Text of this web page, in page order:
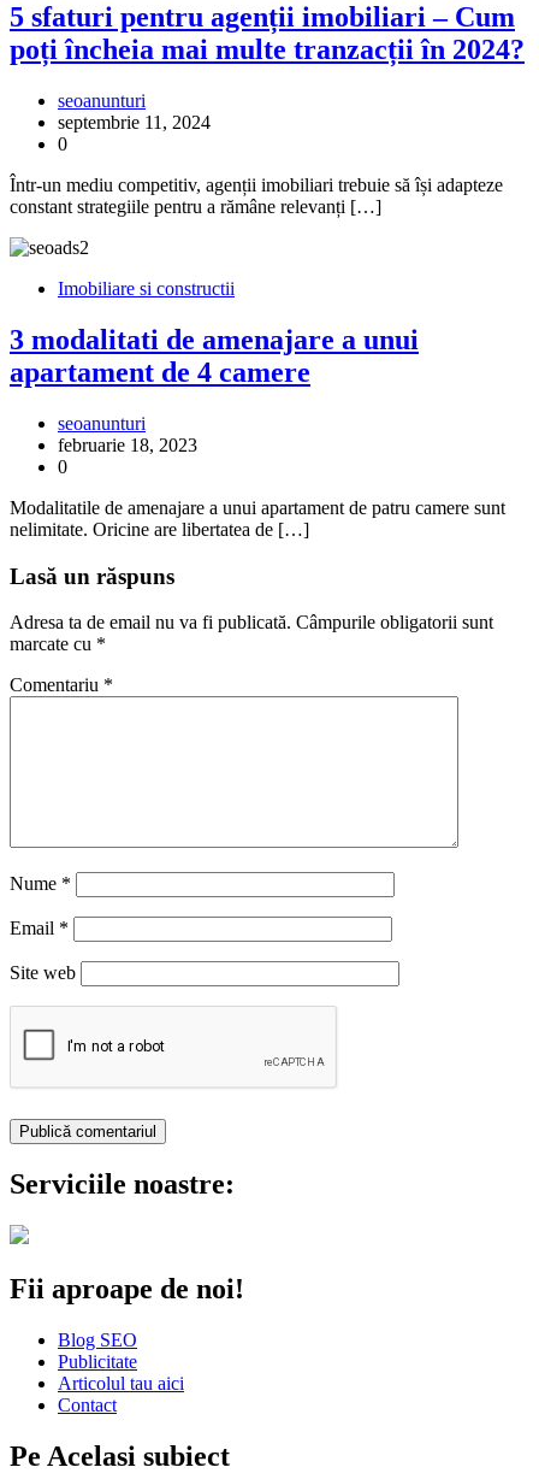
5 sfaturi pentru agenții imobiliari – Cum
poți încheia mai multe tranzacții în 2024?
seoanunturi
septembrie 11, 2024
0
Într-un mediu competitiv, agenții imobiliari trebuie să își adapteze
constant strategiile pentru a rămâne relevanți […]
Imobiliare si constructii
3 modalitati de amenajare a unui
apartament de 4 camere
seoanunturi
februarie 18, 2023
0
Modalitatile de amenajare a unui apartament de patru camere sunt
nelimitate. Oricine are libertatea de […]
Lasă un răspuns
Adresa ta de email nu va fi publicată. Câmpurile obligatorii sunt
marcate cu *
Comentariu *
Nume *
Email *
Site web
Serviciile noastre:
Fii aproape de noi!
Blog SEO
Publicitate
Articolul tau aici
Contact
Pe Acelasi subiect